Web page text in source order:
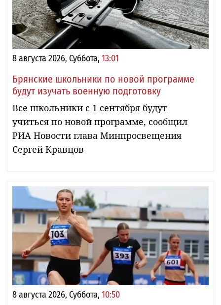
8 августа 2026, Суббота, 13:01
Брянские школьники по новой программе
будут изучать военную подготовку
Все школьники с 1 сентября будут
учиться по новой программе, сообщил
РИА Новости глава Минпросвещения
Сергей Кравцов
8 августа 2026, Суббота, 10:50